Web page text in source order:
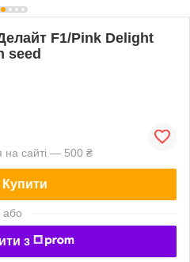
F1/Pink Delight
seed
на сайті — 500 ₴
Купити
або
з